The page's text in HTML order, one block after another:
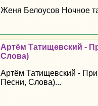
Женя Белоусов Ночное
Артём Татищевский -
Слова)
Артём Татищевский -
Песни, Слова)...